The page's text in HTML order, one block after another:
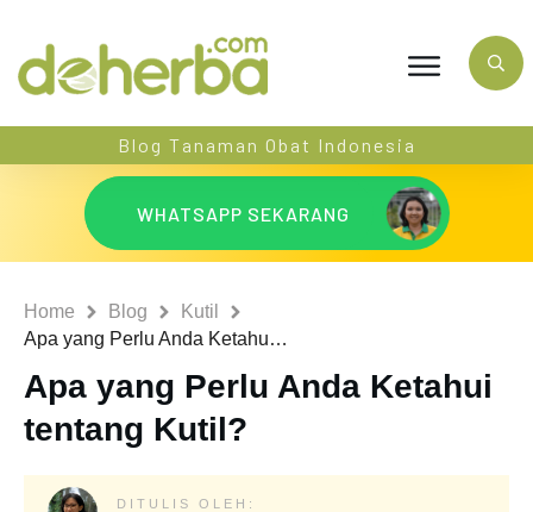
Blog Tanaman Obat Indonesia
WHATSAPP SEKARANG
Home Blog
Kutil
Apa yang Perlu Anda Ketahui tentang Kutil?
Apa yang Perlu Anda Ketahui
tentang Kutil?
DITULIS OLEH: